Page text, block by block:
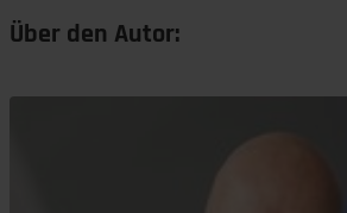
Über den Autor: